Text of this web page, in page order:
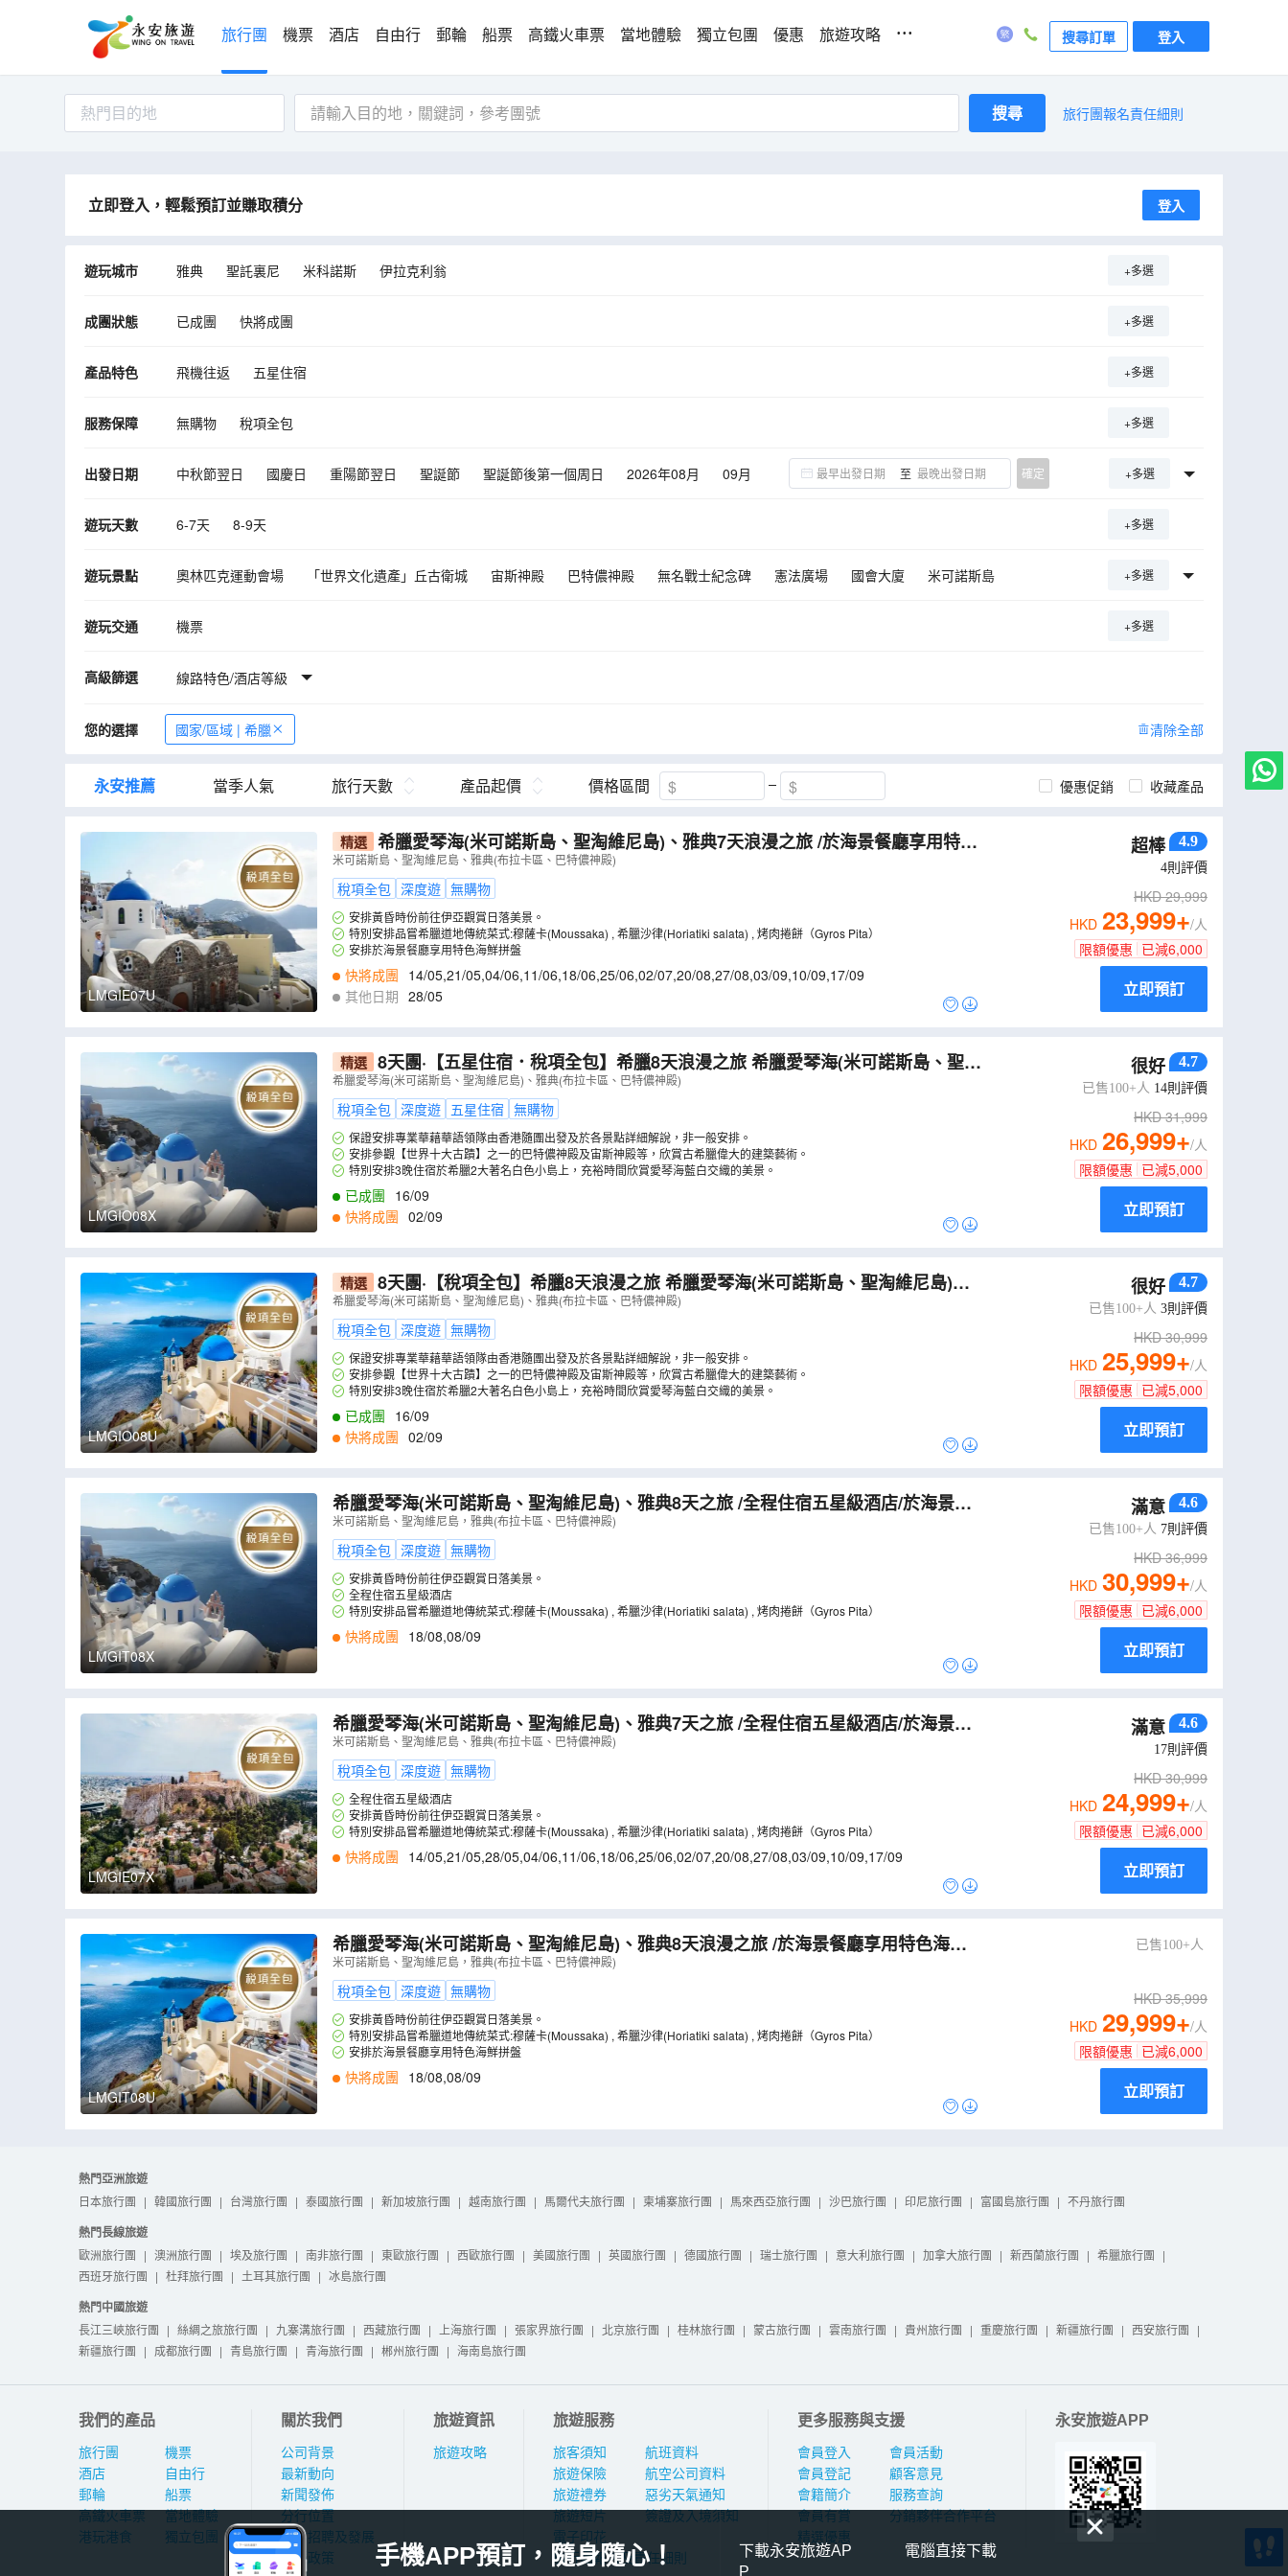
旅行團 機票 酒店 自由行 郵輪 船票 高鐵火車票 當地體驗 獨立包團 優惠 旅遊攻略 ... 搜尋訂單 登入
熱門目的地 搜尋 旅行團報名責任細則
立即登入，輕鬆預訂並賺取積分 登入
遊玩城市 雅典 聖託裏尼 米科諾斯 伊拉克利翁 +多選
成團狀態 已成團 快將成團 +多選
產品特色 飛機往返 五星住宿 +多選
服務保障 無購物 稅項全包 +多選
出發日期 中秋節翌日 國慶日 重陽節翌日 聖誕節 聖誕節後第一個周日 2026年08月
09月
至 確定 +多選
遊玩天數 6-7天 8-9天 +多選
遊玩景點 奧林匹克運動會場 「世界文化遺產」丘古衛城 宙斯神殿 巴特儂神殿 無名戰士紀念碑 憲法廣場 國會大廈
米可諾斯島
+多選
遊玩交通 機票 +多選
高級篩選 線路特色/酒店等級
您的選擇 國家/區域 | 希臘 清除全部
永安推薦 當季人氣 旅行天數 產品起價 價格區間 優惠促銷 收藏產品
LMGIE07U
精選 希臘愛琴海(米可諾斯島、聖淘維尼島)、雅典7天浪漫之旅 /於海景餐廳享用特色
海鮮拼盤及品嘗希臘道地傳統菜式:穆薩卡(Moussaka) , 希臘沙律(Horiatiki salata)
【稅項全包】（LMGIE07U
米可諾斯島、聖淘維尼島、雅典(布拉卡區、巴特儂神殿)
稅項全包 深度遊 無購物
安排黃昏時份前往伊亞觀賞日落美景。
特別安排品嘗希臘道地傳統菜式:穆薩卡(Moussaka) , 希臘沙律(Horiatiki salata) , 烤肉捲餅（Gyros Pita）
安排於海景餐廳享用特色海鮮拼盤
快將成團 14/05,21/05,04/06,11/06,18/06,25/06,02/07,20/08,27/08,03/09,10/09,17/09
其他日期 28/05
超棒 4.9
4則評價
HKD29,999
HKD 23,999+/人
限額優惠 已減6,000
立即預訂
LMGIO08X
精選 8天團·【五星住宿．稅項全包】希臘8天浪漫之旅 希臘愛琴海(米可諾斯島、聖淘
維尼島)、雅典(布拉卡區、巴特儂神殿)(LMGIO08X)
希臘愛琴海(米可諾斯島、聖淘維尼島)、雅典(布拉卡區、巴特儂神殿)
稅項全包 深度遊 五星住宿 無購物
保證安排專業華藉華語領隊由香港隨團出發及於各景點詳細解說，非一般安排。
安排參觀【世界十大古蹟】之一的巴特儂神殿及宙斯神殿等，欣賞古希臘偉大的建築藝術。
特別安排3晚住宿於希臘2大著名白色小島上，充裕時間欣賞愛琴海藍白交織的美景。
已成團 16/09
快將成團 02/09
很好 4.7
已售100+人 14則評價
HKD31,999
HKD 26,999+/人
限額優惠 已減5,000
立即預訂
LMGIO08U
精選 8天團·【稅項全包】希臘8天浪漫之旅 希臘愛琴海(米可諾斯島、聖淘維尼島)、
雅典(布拉卡區、巴特儂神殿)(LMGIO08U)（LMGIO08U
希臘愛琴海(米可諾斯島、聖淘維尼島)、雅典(布拉卡區、巴特儂神殿)
稅項全包 深度遊 無購物
保證安排專業華藉華語領隊由香港隨團出發及於各景點詳細解說，非一般安排。
安排參觀【世界十大古蹟】之一的巴特儂神殿及宙斯神殿等，欣賞古希臘偉大的建築藝術。
特別安排3晚住宿於希臘2大著名白色小島上，充裕時間欣賞愛琴海藍白交織的美景。
已成團 16/09
快將成團 02/09
很好 4.7
已售100+人 3則評價
HKD30,999
HKD 25,999+/人
限額優惠 已減5,000
立即預訂
LMGIT08X
希臘愛琴海(米可諾斯島、聖淘維尼島)、雅典8天之旅 /全程住宿五星級酒店/於海景餐
廳享用特色海鮮拼盤及品嘗希臘道地傳統菜式:穆薩卡(Moussaka)/安排黃昏時份前往
伊亞觀賞日落美景【稅項全包】
米可諾斯島、聖淘維尼島，雅典(布拉卡區、巴特儂神殿)
稅項全包 深度遊 無購物
安排黃昏時份前往伊亞觀賞日落美景。
全程住宿五星級酒店
特別安排品嘗希臘道地傳統菜式:穆薩卡(Moussaka) , 希臘沙律(Horiatiki salata) , 烤肉捲餅（Gyros Pita）
快將成團 18/08,08/09
滿意 4.6
已售100+人 7則評價
HKD36,999
HKD 30,999+/人
限額優惠 已減6,000
立即預訂
LMGIE07X
希臘愛琴海(米可諾斯島、聖淘維尼島)、雅典7天之旅 /全程住宿五星級酒店/於海景餐
廳享用特色海鮮拼盤及品嘗希臘道地傳統菜式:穆薩卡(Moussaka)/安排黃昏時份前往
伊亞觀賞日落美景【稅項全包】
米可諾斯島、聖淘維尼島、雅典(布拉卡區、巴特儂神殿)
稅項全包 深度遊 無購物
全程住宿五星級酒店
安排黃昏時份前往伊亞觀賞日落美景。
特別安排品嘗希臘道地傳統菜式:穆薩卡(Moussaka) , 希臘沙律(Horiatiki salata) , 烤肉捲餅（Gyros Pita）
快將成團 14/05,21/05,28/05,04/06,11/06,18/06,25/06,02/07,20/08,27/08,03/09,10/09,17/09
滿意 4.6
17則評價
HKD30,999
HKD 24,999+/人
限額優惠 已減6,000
立即預訂
LMGIT08U
希臘愛琴海(米可諾斯島、聖淘維尼島)、雅典8天浪漫之旅 /於海景餐廳享用特色海鮮
拼盤及品嘗希臘道地傳統菜式:穆薩卡(Moussaka) , 希臘沙律(Horiatiki salata)【稅項
全包】（LMGIT08U）
米可諾斯島、聖淘維尼島，雅典(布拉卡區、巴特儂神殿)
稅項全包 深度遊 無購物
安排黃昏時份前往伊亞觀賞日落美景。
特別安排品嘗希臘道地傳統菜式:穆薩卡(Moussaka) , 希臘沙律(Horiatiki salata) , 烤肉捲餅（Gyros Pita）
安排於海景餐廳享用特色海鮮拼盤
快將成團 18/08,08/09
已售100+人
HKD35,999
HKD 29,999+/人
限額優惠 已減6,000
立即預訂
熱門亞洲旅遊
日本旅行團 | 韓國旅行團 | 台灣旅行團 | 泰國旅行團 | 新加坡旅行團 | 越南旅行團 | 馬爾代夫旅行團 | 柬埔寨旅行團 | 馬來西亞旅行團 | 沙巴旅行團 | 印尼旅行團 | 富國島旅行團 | 不丹旅行團
熱門長線旅遊
歐洲旅行團 | 澳洲旅行團 | 埃及旅行團 | 南非旅行團 | 東歐旅行團 | 西歐旅行團 | 美國旅行團 | 英國旅行團 | 德國旅行團 | 瑞士旅行團 | 意大利旅行團 | 加拿大旅行團 | 新西蘭旅行團 | 希臘旅行團 |
西班牙旅行團 | 杜拜旅行團 | 土耳其旅行團 | 冰島旅行團
熱門中國旅遊
長江三峽旅行團 | 絲綢之旅旅行團 | 九寨溝旅行團 | 西藏旅行團 | 上海旅行團 | 張家界旅行團 | 北京旅行團 | 桂林旅行團 | 蒙古旅行團 | 雲南旅行團 | 貴州旅行團 | 重慶旅行團 | 新疆旅行團 | 西安旅行團 |
新疆旅行團 | 成都旅行團 | 青島旅行團 | 青海旅行團 | 郴州旅行團 | 海南島旅行團
我們的產品
旅行團
酒店
郵輪
高鐵火車票
港玩港食
機票
自由行
船票
當地體驗
獨立包團
關於我們
公司背景
最新動向
新聞發佈
分行位置
人才招聘及發展
私隱政策
旅遊資訊
旅遊攻略
旅遊服務
旅客須知
旅遊保險
旅遊禮券
旅遊短片
電子印花
航班資料
航空公司資料
惡劣天氣通知
簽證及入境須知
旅行團報名及責任細則
更多服務與支援
會員登入
會員登記
會籍簡介
會員有賞
精選優惠
會員活動
顧客意見
服務查詢
分銷夥伴合作平台
永安旅遊APP
手機APP預訂，隨身隨心！
下載永安旅遊AP
P
電腦直接下載